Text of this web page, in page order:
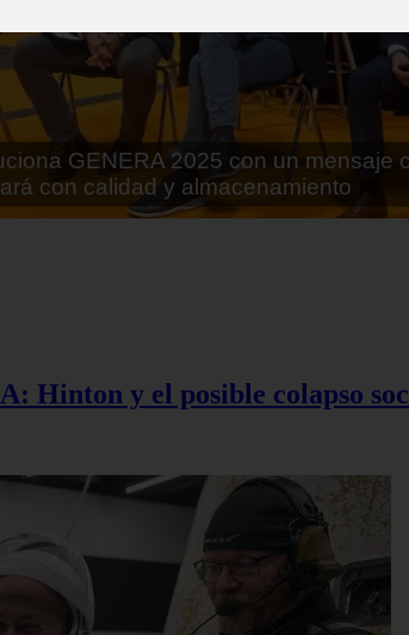
lo que parecía imposible: Utilizarán
Hinton y el posible colapso